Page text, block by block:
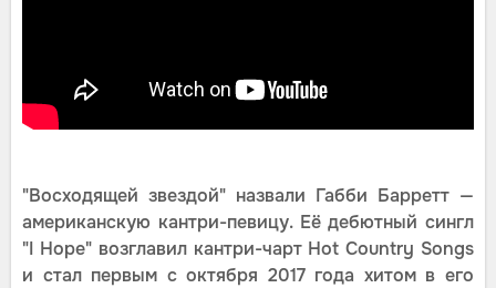
"Восходящей звездой" назвали Габби Барретт —
американскую кантри-певицу. Её дебютный сингл
"I Hope" возглавил кантри-чарт Hot Country Songs
и стал первым с октября 2017 года хитом в его